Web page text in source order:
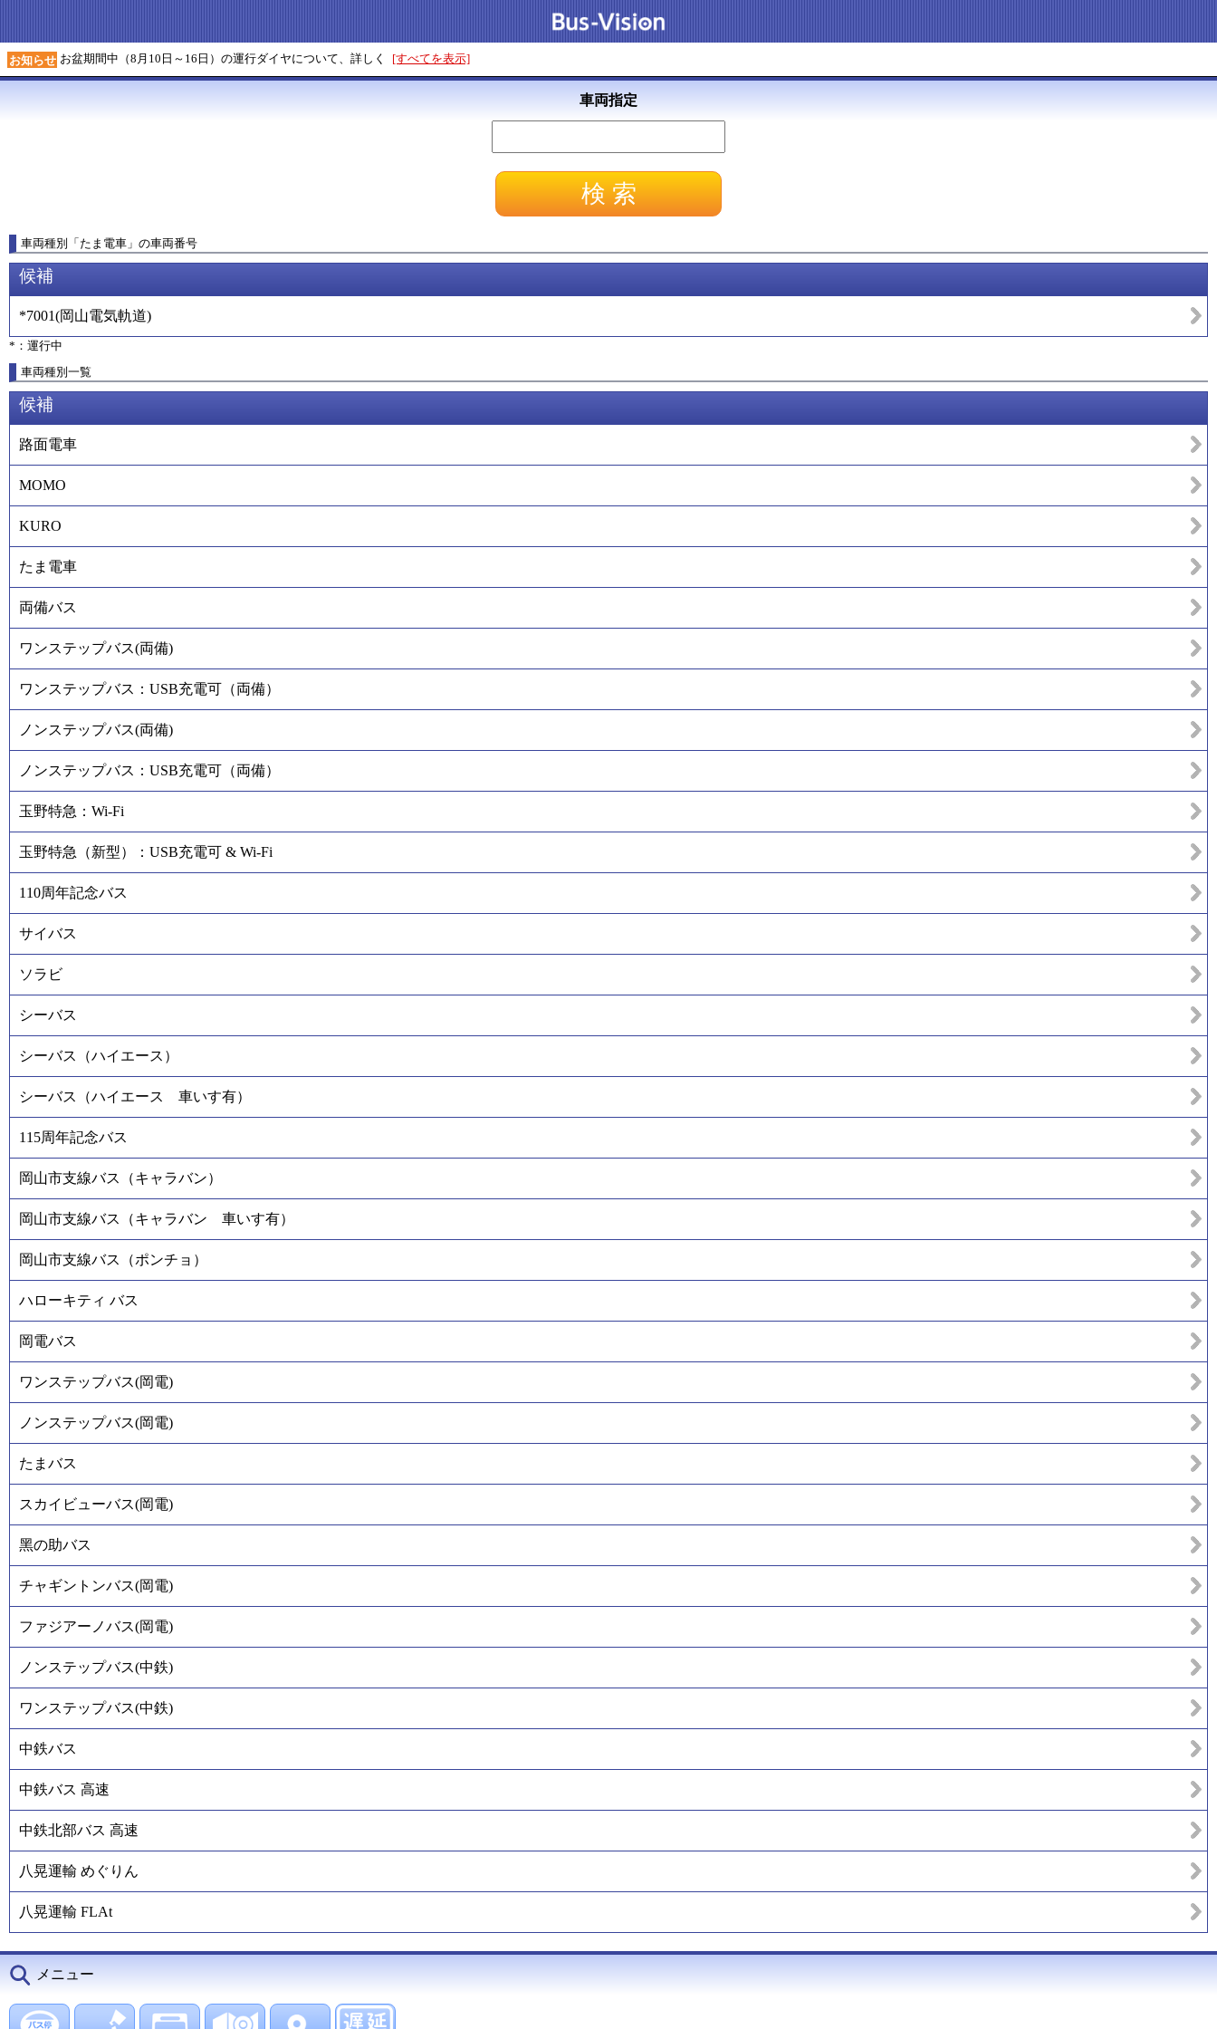
お知らせ お盆期間中（8月10日～16日）の運行ダイヤについて、詳しく [すべてを表示]
車両指定
車両種別 「たま電車 」 の車両番号
候補
*7001(岡山電気軌道)
*：運行中
車両種別一覧
候補
路面電車
MOMO
KURO
たま電車
両備バス
ワンステップバス(両備)
ワンステップバス：USB充電可（両備）
ノンステップバス(両備)
ノンステップバス：USB充電可（両備）
玉野特急：Wi-Fi
玉野特急（新型）：USB充電可 & Wi-Fi
110周年記念バス
サイバス
ソラビ
シーバス
シーバス（ハイエース）
シーバス（ハイエース 車いす有）
115周年記念バス
岡山市支線バス（キャラバン）
岡山市支線バス（キャラバン 車いす有）
岡山市支線バス（ポンチョ）
ハローキティ バス
岡電バス
ワンステップバス(岡電)
ノンステップバス(岡電)
たまバス
スカイビューバス(岡電)
黑の助バス
チャギントンバス(岡電)
ファジアーノバス(岡電)
ノンステップバス(中鉄)
ワンステップバス(中鉄)
中鉄バス
中鉄バス 高速
中鉄北部バス 高速
八晃運輸 めぐりん
八晃運輸 FLAt
メニュー